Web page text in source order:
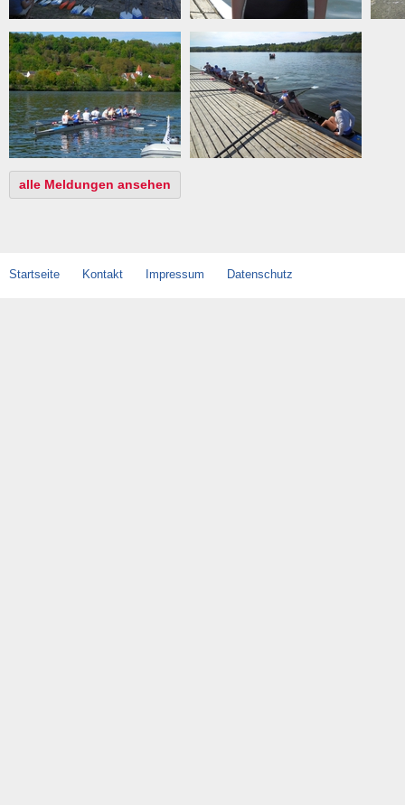
alle Meldungen ansehen
Startseite Kontakt Impressum Datenschutz